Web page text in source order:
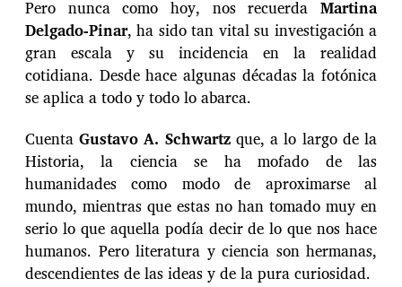
Pero nunca como hoy, nos recuerda Martina
Delgado-Pinar, ha sido tan vital su investigación a
gran escala y su incidencia en la realidad
cotidiana. Desde hace algunas décadas la fotónica
se aplica a todo y todo lo abarca.
CuentaGustavo A. Schwartz que, a lo largo de la
Historia, la ciencia se ha mofado de las
humanidades como modo de aproximarse al
mundo, mientras que estas no han tomado muy en
serio lo que aquella podía decir de lo que nos hace
humanos. Pero literatura y ciencia son hermanas,
descendientes de las ideas y de la pura curiosidad.